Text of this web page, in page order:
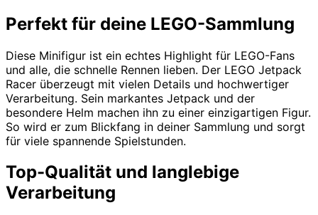
Perfekt für deine LEGO-Sammlung
Diese Minifigur ist ein echtes Highlight für LEGO-Fans
und alle, die schnelle Rennen lieben. Der LEGO Jetpack
Racer überzeugt mit vielen Details und hochwertiger
Verarbeitung. Sein markantes Jetpack und der
besondere Helm machen ihn zu einer einzigartigen Figur.
So wird er zum Blickfang in deiner Sammlung und sorgt
für viele spannende Spielstunden.
Top-Qualität und langlebige
Verarbeitung